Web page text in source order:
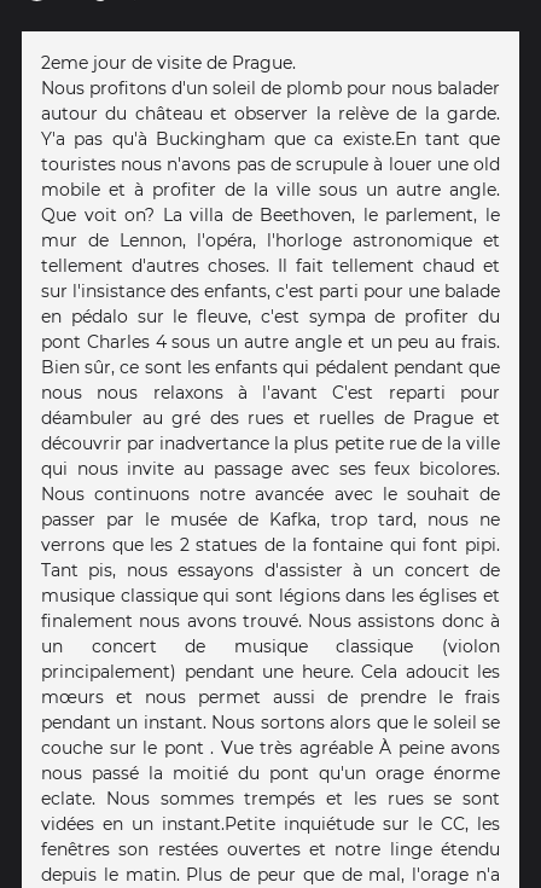
2eme jour de visite de Prague.
Nous profitons d'un soleil de plomb pour nous balader
autour du château et observer la relève de la garde.
Y'a pas qu'à Buckingham que ca existe.En tant que
touristes nous n'avons pas de scrupule à louer une old
mobile et à profiter de la ville sous un autre angle.
Que voit on? La villa de Beethoven, le parlement, le
mur de Lennon, l'opéra, l'horloge astronomique et
tellement d'autres choses. Il fait tellement chaud et
sur l'insistance des enfants, c'est parti pour une balade
en pédalo sur le fleuve, c'est sympa de profiter du
pont Charles 4 sous un autre angle et un peu au frais.
Bien sûr, ce sont les enfants qui pédalent pendant que
nous nous relaxons à l'avant C'est reparti pour
déambuler au gré des rues et ruelles de Prague et
découvrir par inadvertance la plus petite rue de la ville
qui nous invite au passage avec ses feux bicolores.
Nous continuons notre avancée avec le souhait de
passer par le musée de Kafka, trop tard, nous ne
verrons que les 2 statues de la fontaine qui font pipi.
Tant pis, nous essayons d'assister à un concert de
musique classique qui sont légions dans les églises et
finalement nous avons trouvé. Nous assistons donc à
un concert de musique classique (violon
principalement) pendant une heure. Cela adoucit les
mœurs et nous permet aussi de prendre le frais
pendant un instant. Nous sortons alors que le soleil se
couche sur le pont . Vue très agréable À peine avons
nous passé la moitié du pont qu'un orage énorme
eclate. Nous sommes trempés et les rues se sont
vidées en un instant.Petite inquiétude sur le CC, les
fenêtres son restées ouvertes et notre linge étendu
depuis le matin. Plus de peur que de mal, l'orage n'a